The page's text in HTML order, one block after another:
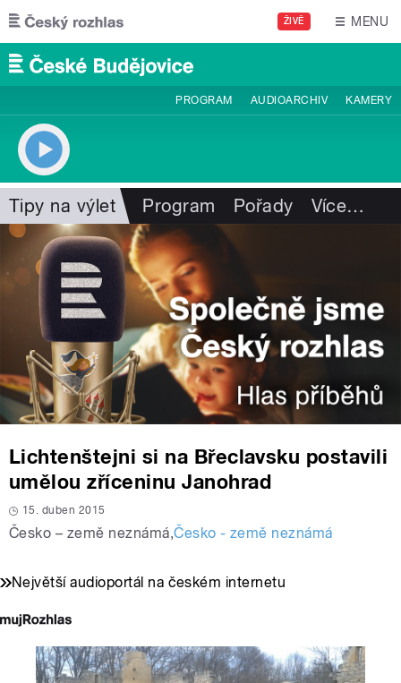
Přejít k hlavnímu obsahu
ŽIVĚ MENU
PROGRAM AUDIOARCHIV KAMERY
Tipy na výlet Program Pořady Více…
Lichtenštejni si na Břeclavsku postavili
umělou zříceninu Janohrad
15. duben 2015
Česko – země neznámá,Česko - země neznámá
Největší audioportál na českém internetu